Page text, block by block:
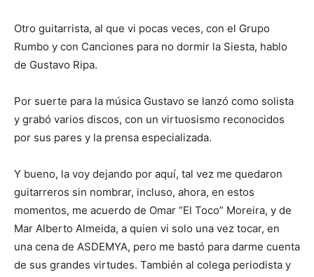
Otro guitarrista, al que vi pocas veces, con el Grupo
Rumbo y con Canciones para no dormir la Siesta, hablo
de Gustavo Ripa.
Por suerte para la música Gustavo se lanzó como solista
y grabó varios discos, con un virtuosismo reconocidos
por sus pares y la prensa especializada.
Y bueno, la voy dejando por aquí, tal vez me quedaron
guitarreros sin nombrar, incluso, ahora, en estos
momentos, me acuerdo de Omar “El Toco” Moreira, y de
Mar Alberto Almeida, a quien vi solo una vez tocar, en
una cena de ASDEMYA, pero me bastó para darme cuenta
de sus grandes virtudes. También al colega periodista y